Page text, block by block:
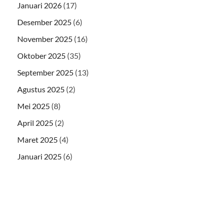
Januari 2026 (17)
Desember 2025 (6)
November 2025 (16)
Oktober 2025 (35)
September 2025 (13)
Agustus 2025 (2)
Mei 2025 (8)
April 2025 (2)
Maret 2025 (4)
Januari 2025 (6)